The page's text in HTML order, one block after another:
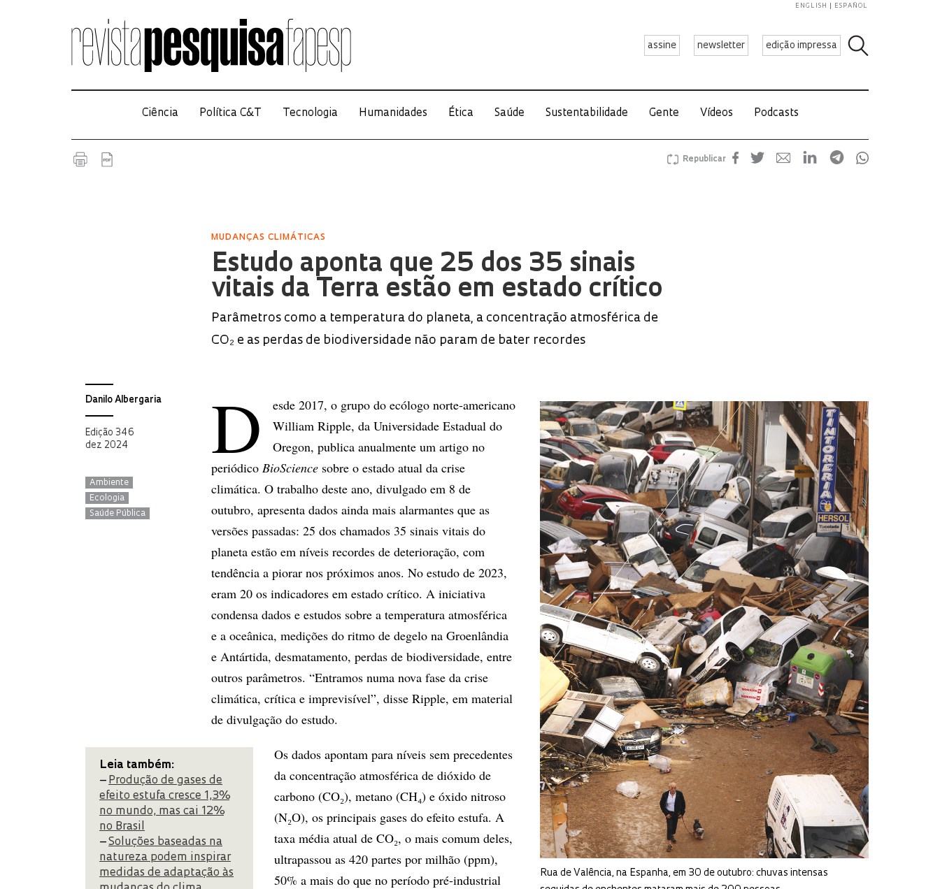
assine newsletter edição impressa
ENGLISH ESPAÑOL
Ciência Política C&T Tecnologia Humanidades Ética Saúde Sustentabilidade Gente Vídeos Podcasts
Republicar
MUDANÇAS CLIMÁTICAS
Estudo aponta que 25 dos 35 sinais
vitais da Terra estão em estado crítico
Parâmetros como a temperatura do planeta, a concentração atmosférica de
CO₂ e as perdas de biodiversidade não param de bater recordes
Danilo Albergaria
Edição 346
dez 2024
Ambiente
Ecologia
Saúde Pública
Rua de Valência, na Espanha, em 30 de outubro: chuvas intensas
D
esde 2017, o grupo do ecólogo norte-americano
William Ripple, da Universidade Estadual do
Oregon, publica anualmente um artigo no
periódico BioScience sobre o estado atual da crise
climática. O trabalho deste ano, divulgado em 8 de
outubro, apresenta dados ainda mais alarmantes que as
versões passadas: 25 dos chamados 35 sinais vitais do
planeta estão em níveis recordes de deterioração, com
tendência a piorar nos próximos anos. No estudo de 2023,
eram 20 os indicadores em estado crítico. A iniciativa
condensa dados e estudos sobre a temperatura atmosférica
e a oceânica, medições do ritmo de degelo na Groenlândia
e Antártida, desmatamento, perdas de biodiversidade, entre
outros parâmetros. “Entramos numa nova fase da crise
climática, crítica e imprevisível”, disse Ripple, em material
de divulgação do estudo.
Leia também:
– Produção de gases de
efeito estufa cresce 1,3%
no mundo, mas cai 12%
no Brasil
–Soluções baseadas na
natureza podem inspirar
medidas de adaptação às
Os dados apontam para níveis sem precedentes
da concentração atmosférica de dióxido de
carbono (CO₂), metano (CH₄) e óxido nitroso
(N₂O), os principais gases do efeito estufa. A
taxa média atual de CO₂, o mais comum deles,
ultrapassou as 420 partes por milhão (ppm),
50% a mais do que no período pré-industrial